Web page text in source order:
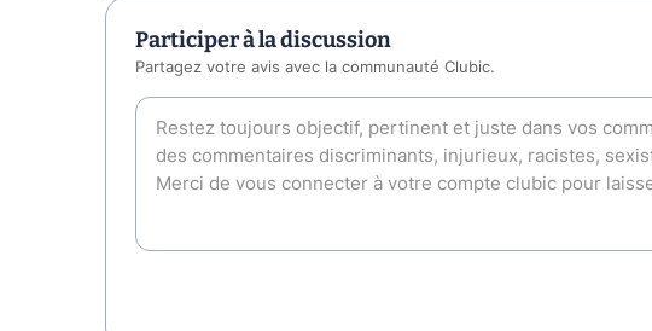
Participer à la discussion
Partagez votre avis avec la communauté Clubic.